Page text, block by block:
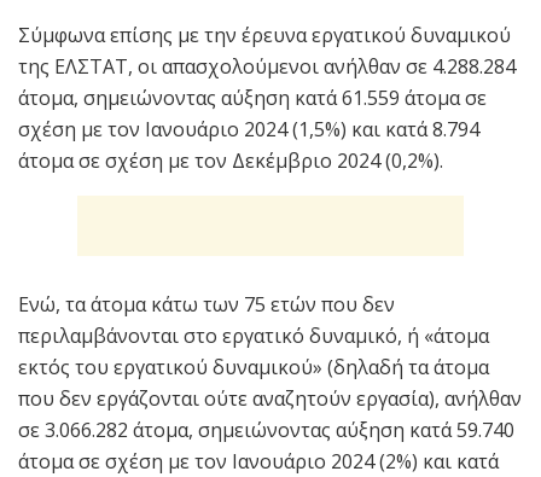
Σύμφωνα επίσης με την έρευνα εργατικού δυναμικού
της ΕΛΣΤΑΤ, οι απασχολούμενοι ανήλθαν σε 4.288.284
άτομα, σημειώνοντας αύξηση κατά 61.559 άτομα σε
σχέση με τον Ιανουάριο 2024 (1,5%) και κατά 8.794
άτομα σε σχέση με τον Δεκέμβριο 2024 (0,2%).
Ενώ, τα άτομα κάτω των 75 ετών που δεν
περιλαμβάνονται στο εργατικό δυναμικό, ή «άτομα
εκτός του εργατικού δυναμικού» (δηλαδή τα άτομα
που δεν εργάζονται ούτε αναζητούν εργασία), ανήλθαν
σε 3.066.282 άτομα, σημειώνοντας αύξηση κατά 59.740
άτομα σε σχέση με τον Ιανουάριο 2024 (2%) και κατά